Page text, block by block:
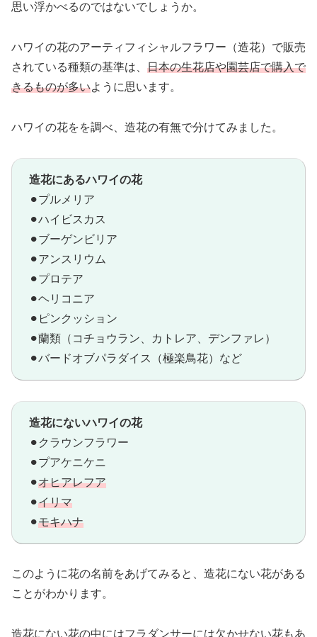
思い浮かべるのではないでしょうか。
ハワイの花のアーティフィシャルフラワー（造花）で販売
されている種類の基準は、 日本の生花店や園芸店で購入で
きるものが多いように思います。
ハワイの花をを調べ、造花の有無で分けてみました。
造花にあるハワイの花
⚫︎プルメリア
⚫︎ハイビスカス
⚫︎ブーゲンビリア
⚫︎アンスリウム
⚫︎プロテア
⚫︎ヘリコニア
⚫︎ピンクッション
⚫︎蘭類（コチョウラン、カトレア、デンファレ）
⚫︎バードオブパラダイス（極楽鳥花）など
造花にないハワイの花
⚫︎クラウンフラワー
⚫︎プアケニケニ
⚫︎オヒアレフア
⚫︎イリマ
⚫︎モキハナ
このように花の名前をあげてみると、造花にない花がある
ことがわかります。
造花にない花の中にはフラダンサーには欠かせない花もあ